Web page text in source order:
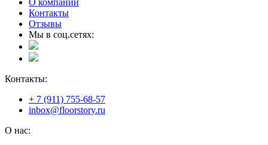
О компании
Контакты
Отзывы
Мы в соц.сетях:
Контакты:
+ 7 (911) 755-68-57
inbox@floorstory.ru
О нас: